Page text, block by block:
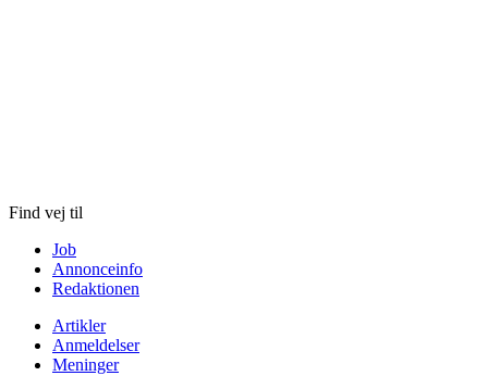
Find vej til
Job
Annonceinfo
Redaktionen
Artikler
Anmeldelser
Meninger